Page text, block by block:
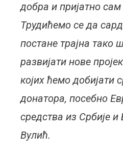
добра и пријатно
Трудићемо се да
постане трајна тако
развијати нове
којих ћемо добијати
донатора, посебно
средства из Србије и
Вулић.